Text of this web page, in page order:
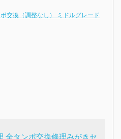
交換（調整なし） ミドルグレード
全タンポ交換修理みがきセ